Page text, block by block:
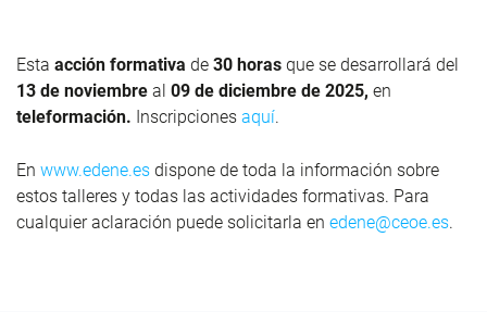
Esta acción formativa de 30 horas que se desarrollará del
13 de noviembre al 09 de diciembre de 2025, en
teleformación. Inscripciones aquí.
En www.edene.es dispone de toda la información sobre
estos talleres y todas las actividades formativas. Para
cualquier aclaración puede solicitarla en edene@ceoe.es.